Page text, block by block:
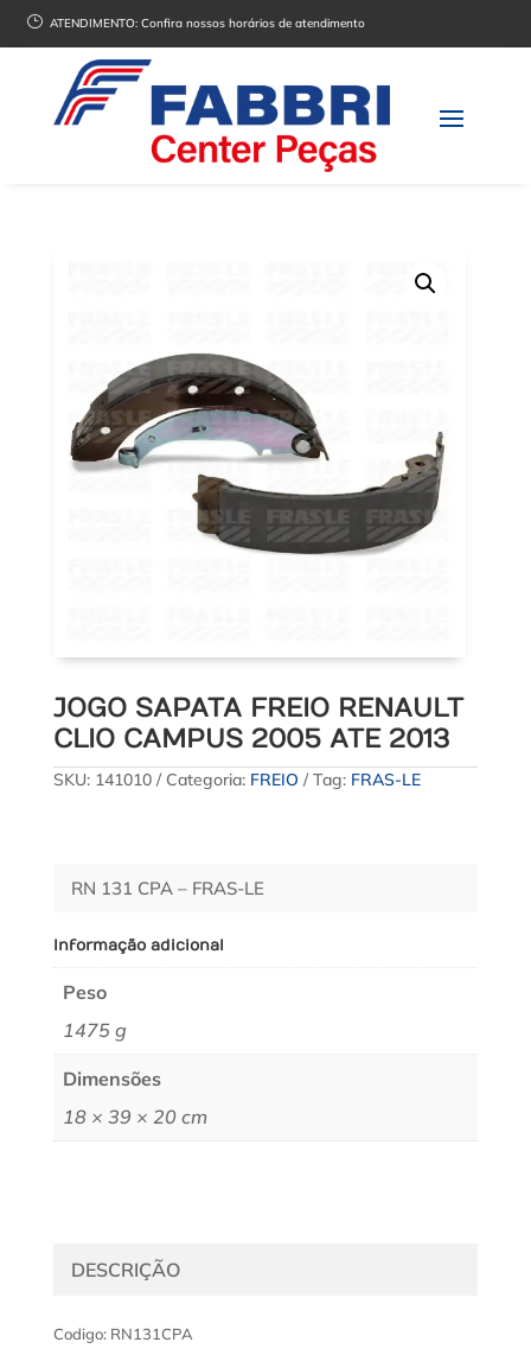
} ATENDIMENTO:Confira nossos horários de atendimento
JOGO SAPATA FREIO RENAULT
CLIO CAMPUS 2005 ATE 2013
SKU: 141010 Categoria: FREIO Tag: FRAS-LE
RN 131 CPA – FRAS-LE
Informação adicional
Peso
1475 g
Dimensões
18 × 39 × 20 cm
DESCRIÇÃO
Codigo: RN131CPA